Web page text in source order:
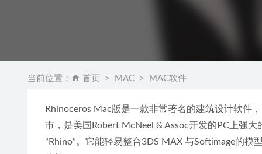
当前位置： 首页 MAC MAC软件
Rhinoceros Mac版是一款非常著名的建筑设计软件
市，是美国Robert McNeel & Assoc开发的PC上强
“Rhino”。它能轻易整合3DS MAX 与Softimage的